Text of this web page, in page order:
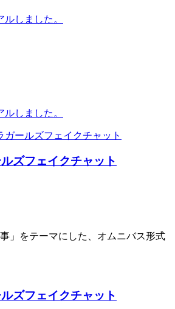
しました。
しました。
ズフェイクチャット
事」をテーマにした、オムニバス形式
ズフェイクチャット